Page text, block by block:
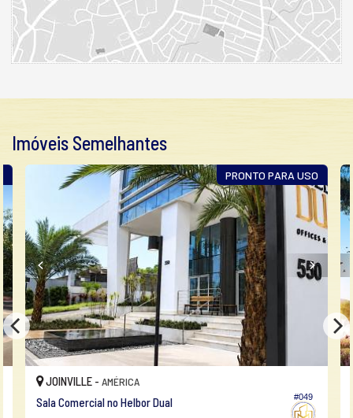
Imóveis Semelhantes
PRONTO PARA USO
#049
JOINVILLE - AMÉRICA
Sala Comercial no Helbor Dual